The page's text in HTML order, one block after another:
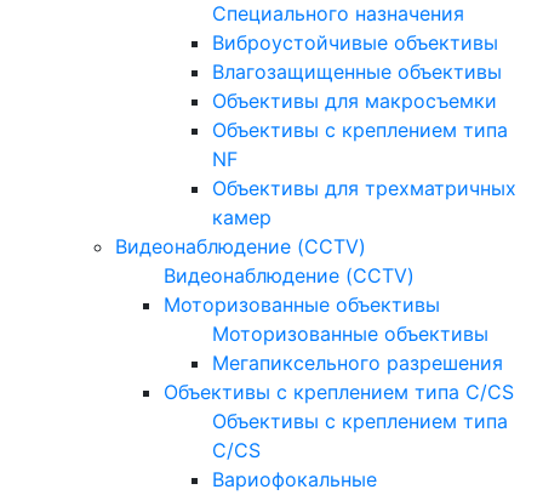
Специального назначения
Виброустойчивые объективы
Влагозащищенные объективы
Объективы для макросъемки
Объективы с креплением типа
NF
Объективы для трехматричных
камер
Видеонаблюдение (CCTV)
Видеонаблюдение (CCTV)
Моторизованные объективы
Моторизованные объективы
Мегапиксельного разрешения
Объективы с креплением типа C/CS
Объективы с креплением типа
C/CS
Вариофокальные